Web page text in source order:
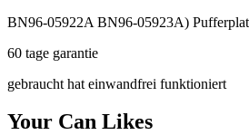
BN96-05922A BN96-05923A)
60 tage garantie
gebraucht hat einwandfrei funktioniert
Your Can Likes